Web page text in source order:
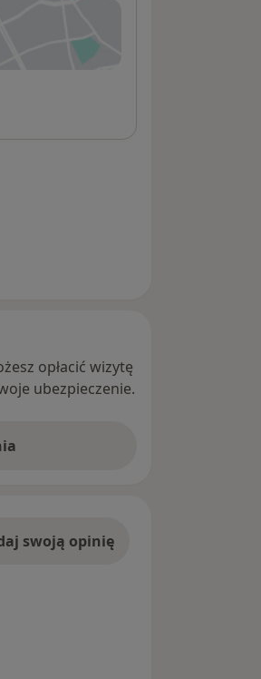
opłacić wizytę
ubezpieczenie.
swoją opinię